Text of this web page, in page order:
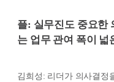
플: 실무진도 중요한
는 업무 관여 폭이 넓
김희성: 리더가 의사결정